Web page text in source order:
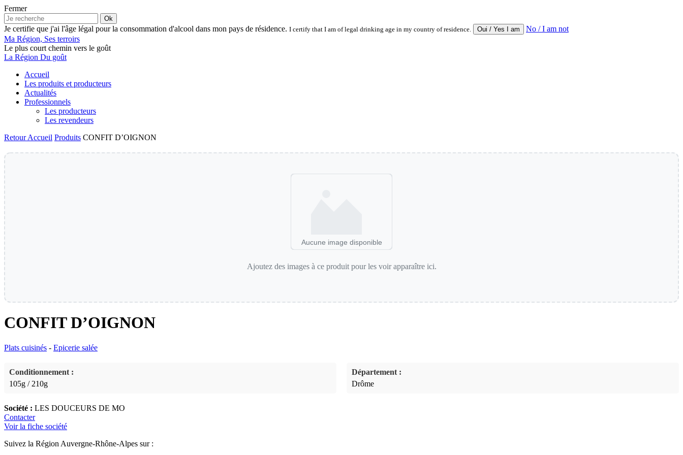
Fermer
Ok
Je certifie que j'ai l'âge légal pour la consommation d'alcool dans mon pays de résidence. I certify that I am of legal drinking age in my country of residence.
No / I am not
Ma Région, Ses terroirs
Le plus court chemin vers le goût
La Région Du goût
Accueil
Les produits et producteurs
Actualités
Professionnels
Les producteurs
Les revendeurs
RetourAccueil Produits CONFIT D’OIGNON
Aucune image disponible
Ajoutez des images à ce produit pour les voir apparaître ici.
CONFIT D’OIGNON
Plats cuisinés - Epicerie salée
Conditionnement :
105g / 210g
Département :
Drôme
Société : LES DOUCEURS DE MO
Contacter
Voir la fiche société
Suivez la Région Auvergne-Rhône-Alpes sur :